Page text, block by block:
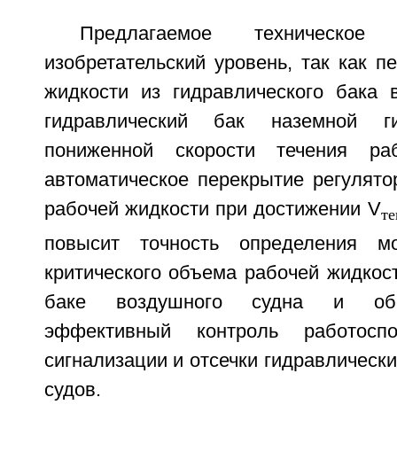
Предлагаемое
изобретательский уровень, так как
жидкости из гидравлического бака
гидравлический бак наземной
пониженной скорости течения
автоматическое перекрытие
рабочей жидкости при достижении V
повысит точность определения
критического объема рабочей
баке воздушного судна и
эффективный контроль
сигнализации и отсечки
судов.